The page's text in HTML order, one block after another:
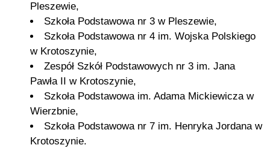
Pleszewie,
Szkoła Podstawowa nr 3 w Pleszewie,
Szkoła Podstawowa nr 4 im. Wojska Polskiego
w Krotoszynie,
Zespół Szkół Podstawowych nr 3 im. Jana
Pawła II w Krotoszynie,
Szkoła Podstawowa im. Adama Mickiewicza w
Wierzbnie,
Szkoła Podstawowa nr 7 im. Henryka Jordana w
Krotoszynie.